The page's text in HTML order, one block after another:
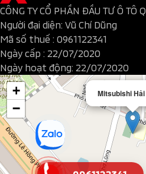
CÔNG TY CỔ PHẦN ĐẦU TƯ Ô TÔ
Người đại diện: Vũ Chí Dũng
Mã số thuế : 0961122341
Ngày cấp : 22/07/2020
Ngày hoạt động: 22/07/2020
Mitsubishi
+
−